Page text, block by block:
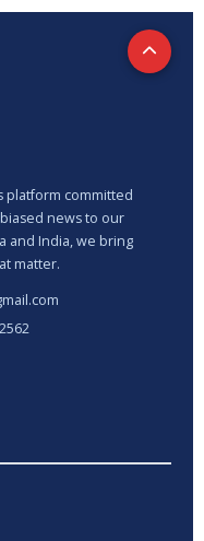
platform committed
news to our
and India, we bring
matter.